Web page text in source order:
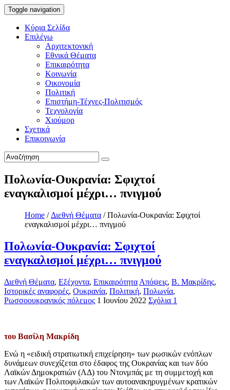
Toggle navigation
Κύρια Σελίδα
Επιλέγω
Αρχιτεκτονική
Εθνικά Θέματα
Επικαιρότητα
Κοινωνία
Οικονομία
Πολιτική
Επιστήμη-Τέχνες-Πολιτισμός
Τεχνολογία
Χιούμορ
Σχετικά
Επικοινωνία
Πολωνία-Ουκρανία: Σφιχτοί
εναγκαλισμοί μέχρι… πνιγμού
Home / Διεθνή Θέματα / Πολωνία-Ουκρανία: Σφιχτοί
εναγκαλισμοί μέχρι… πνιγμού
Πολωνία-Ουκρανία: Σφιχτοί
εναγκαλισμοί μέχρι… πνιγμού
Διεθνή Θέματα, Εξέχοντα, Επικαιρότητα Απόψεις, Β. Μακρίδης,
Ιστορικές αναφορές, Ουκρανία, Πολιτική, Πολωνία,
Ρωσσοουκρανικός πόλεμος 1 Ιουνίου 2022 Σχόλια 1
του Βασίλη Μακρίδη
Ενώ η «ειδική στρατιωτική επιχείρηση» των ρωσικών ενόπλων
δυνάμεων συνεχίζεται στο έδαφος της Ουκρανίας και των δύο
Λαϊκών Δημοκρατιών (ΛΔ) του Ντονμπάς με τη συμμετοχή και
των Λαϊκών Πολιτοφυλακών των αυτοανακηρυγμένων κρατικών